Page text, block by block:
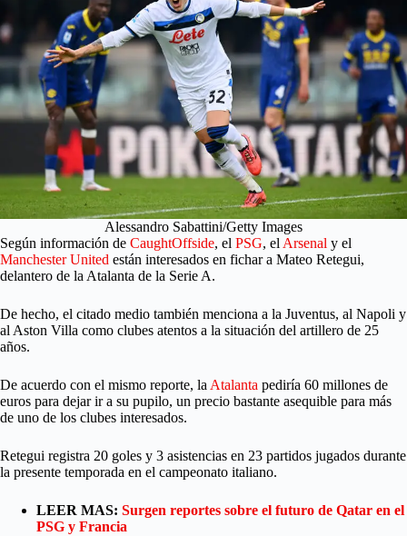
Alessandro Sabattini/Getty Images
Según información de CaughtOffside, el PSG, el Arsenal y el
Manchester United están interesados en fichar a Mateo Retegui,
delantero de la Atalanta de la Serie A.
De hecho, el citado medio también menciona a la Juventus, al Napoli y
al Aston Villa como clubes atentos a la situación del artillero de 25
años.
De acuerdo con el mismo reporte, la Atalanta pediría 60 millones de
euros para dejar ir a su pupilo, un precio bastante asequible para más
de uno de los clubes interesados.
Retegui registra 20 goles y 3 asistencias en 23 partidos jugados durante
la presente temporada en el campeonato italiano.
LEER MAS: Surgen reportes sobre el futuro de Qatar en el
PSG y Francia